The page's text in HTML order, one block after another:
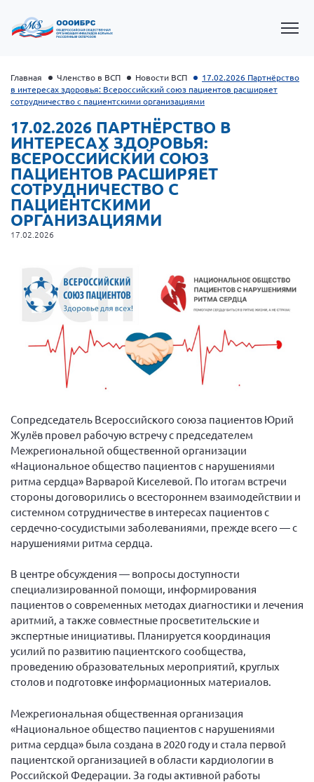
Президент Власов Я.В.
Генеральный директор Матвиевская О.В.
Вице-президент Зрячева Н.В.
Вице-президент Шишлянников Ф.В.
Информационная служба
Отдел международных отношений
Вице-президент Черненко Д.Е.
Вице-президент Валюх М.В.
Вице-президент Чернова А.В.
Вице-президент Цикорин И.В.
Вице-президент Груба Л.В.
Главный бухгалтер Жаворонкова Г.М.
Конференция ОООИБРС 2026
Конференция ОООИБРС 2025
Экспертный совет ОООИБРС 2025
Конференция ОООИБРС 2024
Конференция ОООИБРС 2023
Конференция ОООИБРС 2022
Конференция ОООИБРС 2021
Конференция ВСЭ 2021
Документы съездов
Первый съезд
Второй съезд
Главная Членство в ВСП Новости ВСП
17.02.2026 Партнёрство
в интересах здоровья: Всероссийский союз пациентов расширяет
сотрудничество с пациентскими организациями
17.02.2026 ПАРТНЁРСТВО В
ИНТЕРЕСАХ ЗДОРОВЬЯ:
ВСЕРОССИЙСКИЙ СОЮЗ
ПАЦИЕНТОВ РАСШИРЯЕТ
СОТРУДНИЧЕСТВО С
ПАЦИЕНТСКИМИ
ОРГАНИЗАЦИЯМИ
17.02.2026
Сопредседатель Всероссийского союза пациентов Юрий
Жулёв провел рабочую встречу с председателем
Межрегиональной общественной организации
«Национальное общество пациентов с нарушениями
ритма сердца» Варварой Киселевой. По итогам встречи
стороны договорились о всестороннем взаимодействии и
системном сотрудничестве в интересах пациентов с
сердечно-сосудистыми заболеваниями, прежде всего — с
нарушениями ритма сердца.
В центре обсуждения — вопросы доступности
специализированной помощи, информирования
пациентов о современных методах диагностики и лечения
аритмий, а также совместные просветительские и
экспертные инициативы. Планируется координация
усилий по развитию пациентского сообщества,
проведению образовательных мероприятий, круглых
столов и подготовке информационных материалов.
Межрегиональная общественная организация
«Национальное общество пациентов с нарушениями
ритма сердца» была создана в 2020 году и стала первой
пациентской организацией в области кардиологии в
Российской Федерации. За годы активной работы